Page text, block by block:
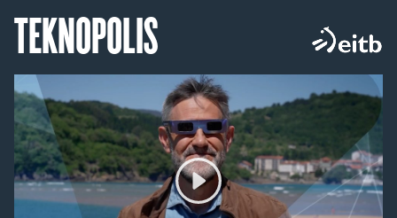
TEKNOPOLIS